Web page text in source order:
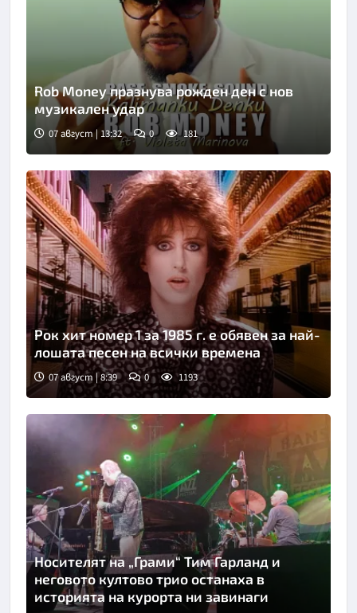
Rob Money празнува рожден ден с нов
музикален удар
07 август | 13:32 0 181
Рок хит номер 1 за 1985 г. е обявен за най-
лошата песен на всички времена
07 август | 8:39 0 1193
Носителят на „Грами“ Тим Гарланд и
неговото култово трио останаха в
историята на курорта ни завинаги